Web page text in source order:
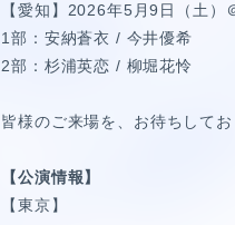
【愛知】2026年5月9日（土）
1部：安納蒼衣 / 今井優希
2部：杉浦英恋 / 柳堀花怜
皆様のご来場を、お待ちしてお
【公演情報】
【東京】